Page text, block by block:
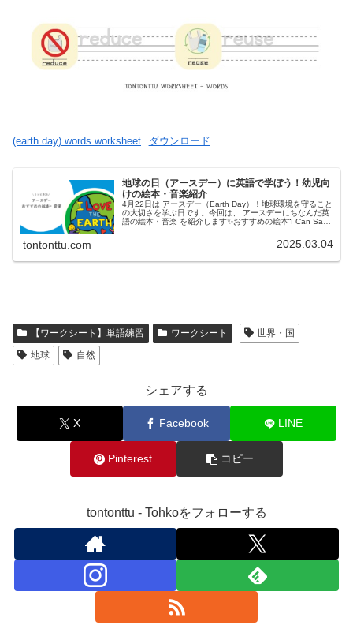
(earth day) words worksheet ダウンロード
地球の日（アースデー）に英語で学ぼう！幼児向
けの絵本・音楽紹介
4月22日は アースデー（Earth Day）！地球環境を守ること
の大切さを学ぶ日です。今回は、 アースデーにちなんだ英
語の絵本・音楽 を紹介します✨おすすめの絵本“I Can Save
tontonttu.com 2025.03.04
【ワークシート】単語練習 ワークシート
世界・国
地球
自然
シェアする
X Facebook LINE
Pinterest コピー
tontonttu - Tohkoをフォローする